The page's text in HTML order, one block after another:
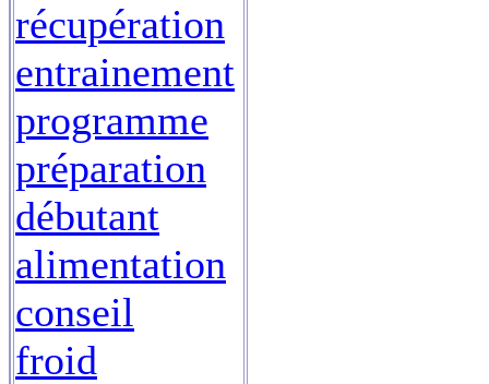
récupération
entrainement
programme
préparation
débutant
alimentation
conseil
froid